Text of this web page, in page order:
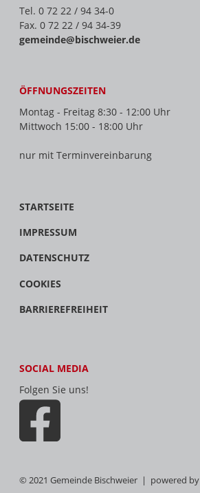
Tel. 0 72 22 / 94 34-0
Fax. 0 72 22 / 94 34-39
gemeinde@bischweier.de
ÖFFNUNGSZEITEN
Montag - Freitag 8:30 - 12:00 Uhr
Mittwoch 15:00 - 18:00 Uhr
nur mit Terminvereinbarung
STARTSEITE
IMPRESSUM
DATENSCHUTZ
COOKIES
BARRIEREFREIHEIT
SOCIAL MEDIA
Folgen Sie uns!
© 2021 Gemeinde Bischweier | powered by